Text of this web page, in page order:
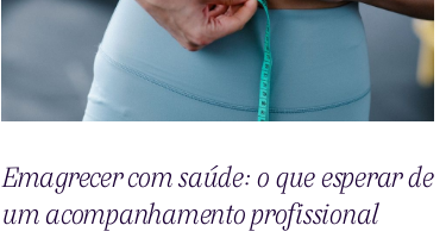
Emagrecer com saúde: o que esperar de
um acompanhamento profissional